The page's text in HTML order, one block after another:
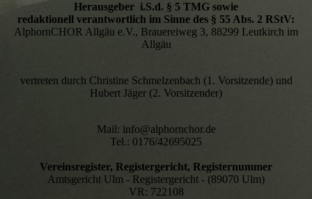
Herausgeber i.S.d. § 5 TMG sowie
redaktionell verantwortlich im Sinne des § 55 Abs. 2 RStV:
AlphornCHOR Allgäu e.V., Brauereiweg 3, 88299 Leutkirch im
Allgäu
vertreten durch Christine Schmelzenbach (1. Vorsitzende) und
Hubert Jäger (2. Vorsitzender)
Mail: info@alphornchor.de
Tel.: 0176/42695025
Vereinsregister, Registergericht, Registernummer
Amtsgericht Ulm - Registergericht - (89070 Ulm)
VR: 722108